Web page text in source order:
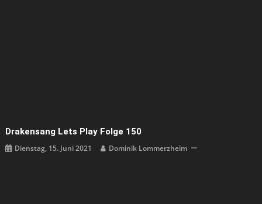
Drakensang Lets Play Folge 150
Dienstag, 15. Juni 2021 Dominik Lommerzheim